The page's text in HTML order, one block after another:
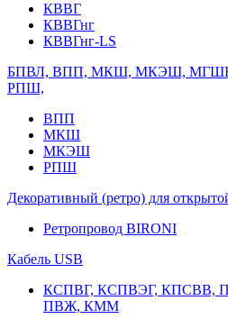
КВВГ
КВВГнг
КВВГнг-LS
БПВЛ, ВПП, МКШ, МКЭШ,
РПШ,
ВПП
МКШ
МКЭШ
РПШ
Декоративный (ретро) для
Ретропровод BIRONI
Кабель USB
КСПВГ, КСПВЭГ, КПСВВ,
ПВЖ, КММ